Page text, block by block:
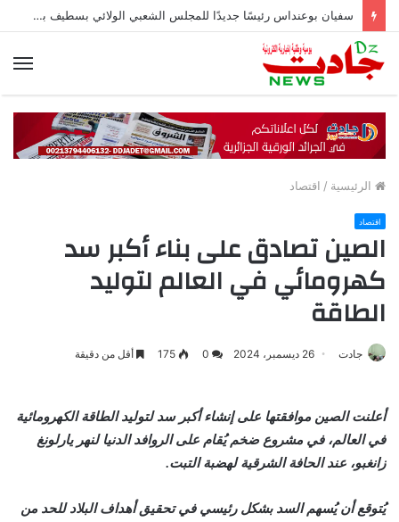
سفيان بوعنداس رئيسًا جديدًا للمجلس الشعبي الولائي بسطيف بالأغلبية
الرئيسية / اقتصاد
اقتصاد
الصين تصادق على بناء أكبر سد
كهرومائي في العالم لتوليد
الطاقة
جادت 26 ديسمبر، 2024 0
175 أقل من دقيقة
أعلنت الصين موافقتها على إنشاء أكبر سد لتوليد الطاقة الكهرومائية
في العالم، في مشروع ضخم يُقام على الروافد الدنيا لنهر يارلونغ
زانغبو، عند الحافة الشرقية لهضبة التبت.
يُتوقع أن يُسهم السد بشكل رئيسي في تحقيق أهداف البلاد للحد من